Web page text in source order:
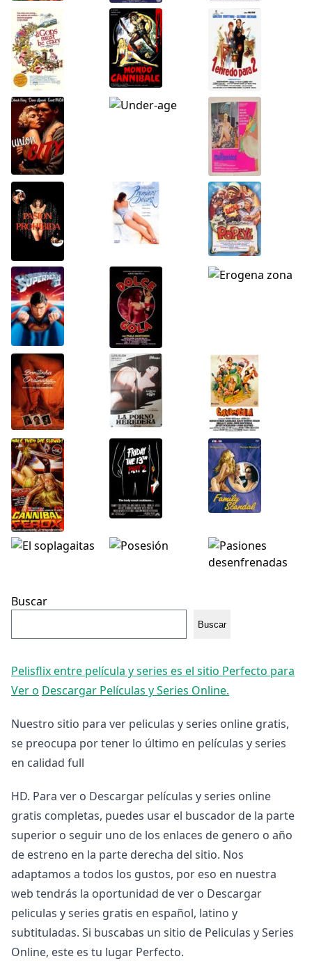
Buscar
Buscar
Pelisflix entre película y series es el sitio Perfecto para
Ver o Descargar Películas y Series Online.
Nuestro sitio para ver peliculas y series online gratis,
se preocupa por tener lo último en películas y series
en calidad full
HD. Para ver o Descargar películas y series online
gratis completas, puedes usar el buscador de la parte
superior o seguir uno de los enlaces de genero o año
de estreno en la parte derecha del sitio. Nos
adaptamos a todos los gustos, por eso en nuestra
web tendrás la oportunidad de ver o Descargar
peliculas y series gratis en español, latino y
subtituladas. Si buscabas un sitio de Peliculas y Series
Online, este es tu lugar Perfecto.